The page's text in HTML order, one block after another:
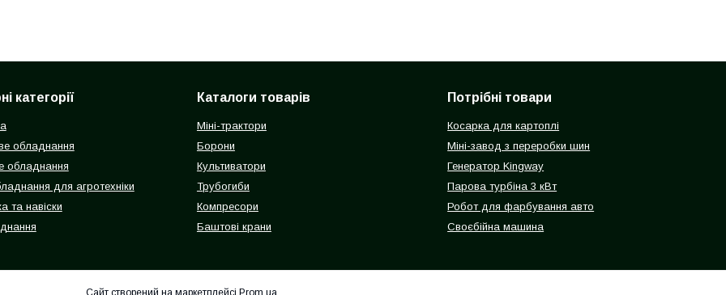
категорії
обладнання
обладнання
для агротехніки
та навіски
Каталоги товарів
Міні-трактори
Борони
Культиватори
Трубогиби
Компресори
Баштові крани
Потрібні товари
Косарка для картоплі
Міні-завод з переробки шин
Генератор Kingway
Парова турбіна 3 кВт
Робот для фарбування авто
Своєбійна машина
Сайт створений на маркетплейсі Prom.ua